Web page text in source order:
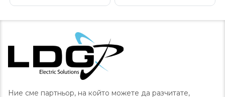
Ние сме партньор, на който можете да разчитате,